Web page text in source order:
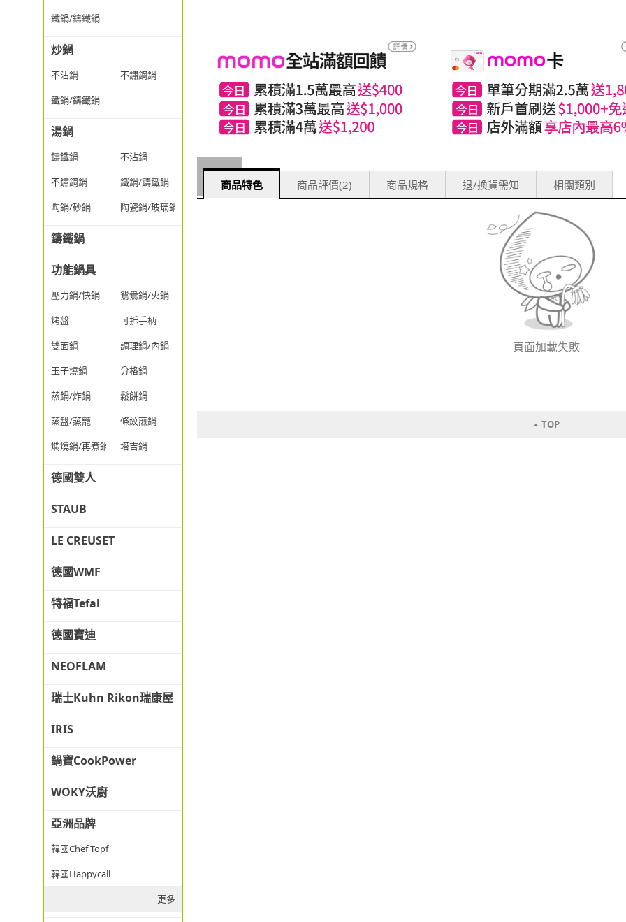
鐵鍋/鑄鐵鍋
炒鍋
不沾鍋
不鏽鋼鍋
鐵鍋/鑄鐵鍋
湯鍋
鑄鐵鍋
不沾鍋
不鏽鋼鍋
鐵鍋/鑄鐵鍋
陶鍋/砂鍋
陶瓷鍋/玻璃鍋/透明鍋
鑄鐵鍋
功能鍋具
壓力鍋/快鍋
鴛鴦鍋/火鍋
烤盤
可拆手柄
雙面鍋
調理鍋/內鍋
玉子燒鍋
分格鍋
蒸鍋/炸鍋
鬆餅鍋
蒸盤/蒸籠
條紋煎鍋
燜燒鍋/再煮鍋
塔吉鍋
德國雙人
STAUB
LE CREUSET
德國WMF
特福Tefal
德國寶迪
NEOFLAM
瑞士Kuhn Rikon瑞康屋
IRIS
鍋寶CookPower
WOKY沃廚
亞洲品牌
韓國Chef Topf
韓國Happycall
更多
商品特色 商品評價(2) 商品規格 退/換貨需知 相關類別
頁面加載失敗
TOP